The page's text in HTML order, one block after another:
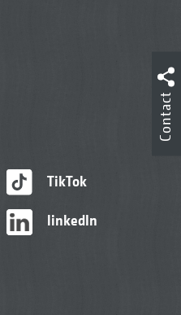
TikTok
linkedIn
Contact